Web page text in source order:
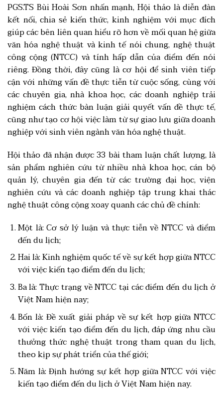
PGS.TS Bùi Hoài Sơn nhấn mạnh, Hội thảo là diễn đàn
kết nối, chia sẻ kiến thức, kinh nghiệm với mục đích
giúp các bên liên quan hiểu rõ hơn về mối quan hệ giữa
văn hóa nghệ thuật và kinh tế nói chung, nghệ thuật
công cộng (NTCC) và tính hấp dẫn của điểm đến nói
riêng. Đồng thời, đây cũng là cơ hội để sinh viên tiếp
cận với những vấn đề thực tiễn từ cuộc sống, cùng với
các chuyên gia, nhà khoa học, các doanh nghiệp trải
nghiệm cách thức bàn luận giải quyết vấn đề thực tế,
cũng như tạo cơ hội việc làm từ sự giao lưu giữa doanh
nghiệp với sinh viên ngành văn hóa nghệ thuật.
Hội thảo đã nhận được 33 bài tham luận chất lượng, là
sản phẩm nghiên cứu từ nhiều nhà khoa học, cán bộ
quản lý, chuyên gia đến từ các trường đại học, viện
nghiên cứu và các doanh nghiệp tập trung khai thác
nghệ thuật công cộng xoay quanh các chủ đề chính:
Một là: Cơ sở lý luận và thực tiễn về NTCC và điểm
đến du lịch;
Hai là: Kinh nghiệm quốc tế về sự kết hợp giữa NTCC
với việc kiến tạo điểm đến du lịch;
Ba là: Thực trạng về NTCC tại các điểm đến du lịch ở
Việt Nam hiện nay;
Bốn là: Đề xuất giải pháp về sự kết hợp giữa NTCC
với việc kiến tạo điểm đến du lịch, đáp ứng nhu cầu
thưởng thức nghệ thuật trong tham quan du lịch,
theo kịp sự phát triển của thế giới;
Năm là: Định hướng sự kết hợp giữa NTCC với việc
kiến tạo điểm đến du lịch ở Việt Nam hiện nay.